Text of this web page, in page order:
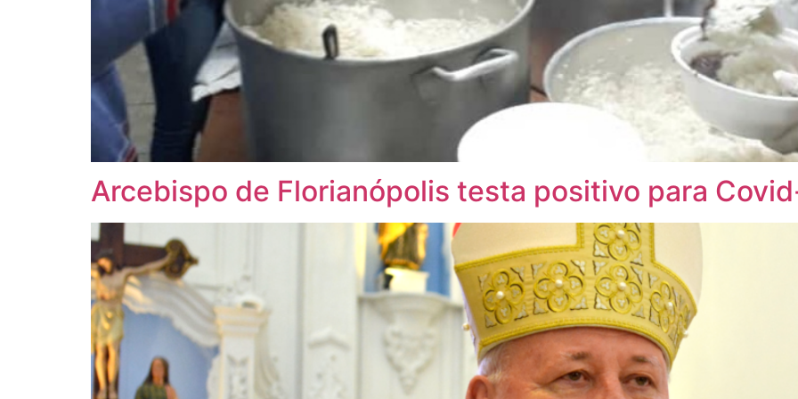
Arcebispo de Florianópolis testa positivo para